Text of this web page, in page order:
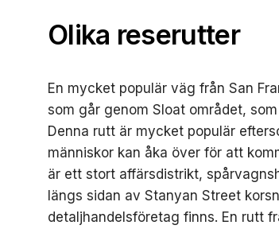
Olika reserutter
En mycket populär väg från San
som går genom Sloat området,
Denna rutt är mycket populär
människor kan åka över för att
är ett stort affärsdistrikt,
längs sidan av Stanyan Street
detaljhandelsföretag finns. En rutt